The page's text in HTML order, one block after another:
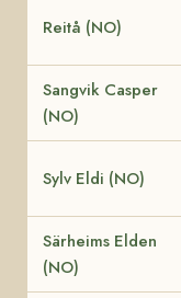
Reitå (NO)
Sangvik Casper
(NO)
Sylv Eldi (NO)
Särheims Elden
(NO)